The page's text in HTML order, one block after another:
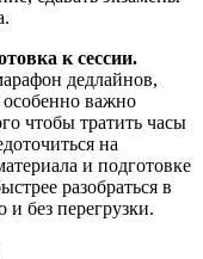
к сессии.
дедлайнов,
важно
чтобы тратить часы
на
и подготовке
разобраться в
и без перегрузки.